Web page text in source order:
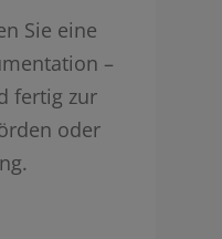
Sie eine
–
fertig zur
oder